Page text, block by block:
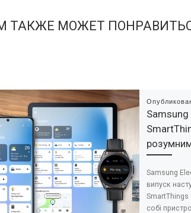
ТАКЖЕ МОЖЕТ
Samsung
випуск
SmartThings
собі